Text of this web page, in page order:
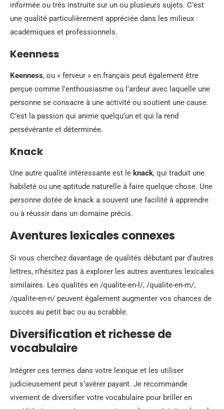
informée ou très instruite sur un ou plusieurs sujets. C’est
une qualité particulièrement appréciée dans les milieux
académiques et professionnels.
Keenness
Keenness, ou « ferveur » en français peut également être
perçue comme l’enthousiasme ou l’ardeur avec laquelle une
personne se consacre à une activité ou soutient une cause.
C’est la passion qui anime quelqu’un et qui la rend
persévérante et déterminée.
Knack
Une autre qualité intéressante est le knack, qui traduit une
habileté ou une aptitude naturelle à faire quelque chose. Une
personne dotée de knack a souvent une facilité à apprendre
ou à réussir dans un domaine précis.
Aventures lexicales connexes
Si vous cherchez davantage de qualités débutant par d’autres
lettres, n’hésitez pas à explorer les autres aventures lexicales
similaires. Les qualités en /qualite-en-l/, /qualite-en-m/,
/qualite-en-n/ peuvent également augmenter vos chances de
succès au petit bac ou au scrabble.
Diversification et richesse de
vocabulaire
Intégrer ces termes dans votre lexique et les utiliser
judicieusement peut s’avérer payant. Je recommande
vivement de diversifier votre vocabulaire pour briller en